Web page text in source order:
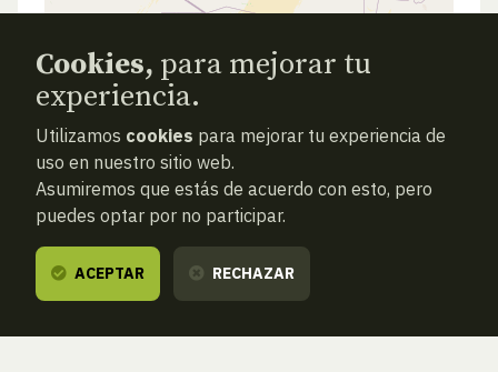
Cookies, para mejorar tu
experiencia.
Utilizamos cookies para mejorar tu experiencia de
uso en nuestro sitio web.
Asumiremos que estás de acuerdo con esto, pero
puedes optar por no participar.
ACEPTAR RECHAZAR